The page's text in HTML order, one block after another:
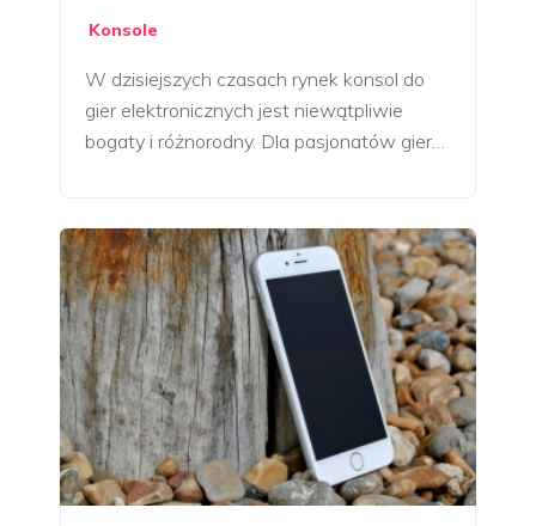
Konsole
W dzisiejszych czasach rynek konsol do
gier elektronicznych jest niewątpliwie
bogaty i różnorodny. Dla pasjonatów gier…